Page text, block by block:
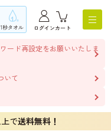
1秒タオル ログインカート
ード再設定をお願いいたしま
いて
で送料無料！